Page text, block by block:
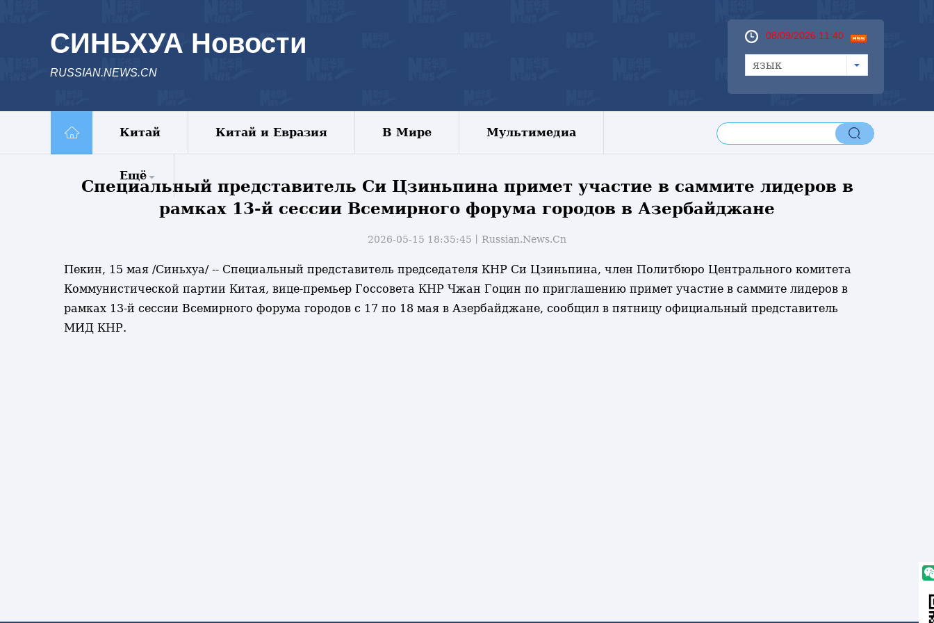
СИНЬХУА Новости
RUSSIAN.NEWS.CN
08/09/2026 11:40
язык
Китай Китай и Евразия В Мире Мультимедиа
Ещё
Комментарии
Фото
Спецрепортажи
Пояс и путь
Специальный представитель Си Цзиньпина примет участие в саммите лидеров в
рамках 13-й сессии Всемирного форума городов в Азербайджане
2026-05-15 18:35:45丨 Russian.News.Cn
Пекин, 15 мая /Синьхуа/ -- Специальный представитель председателя КНР Си Цзиньпина, член Политбюро Центрального комитета
Коммунистической партии Китая, вице-премьер Госсовета КНР Чжан Гоцин по приглашению примет участие в саммите лидеров в
рамках 13-й сессии Всемирного форума городов с 17 по 18 мая в Азербайджане, сообщил в пятницу официальный представитель
МИД КНР.